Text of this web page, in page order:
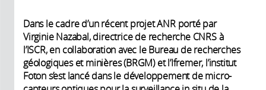
Dans le cadre d’un récent projet ANR porté par
Virginie Nazabal, directrice de recherche CNRS à
l’ISCR, en collaboration avec le Bureau de recherches
géologiques et minières (BRGM) et l’Ifremer, l’institut
Foton s’est lancé dans le développement de micro-